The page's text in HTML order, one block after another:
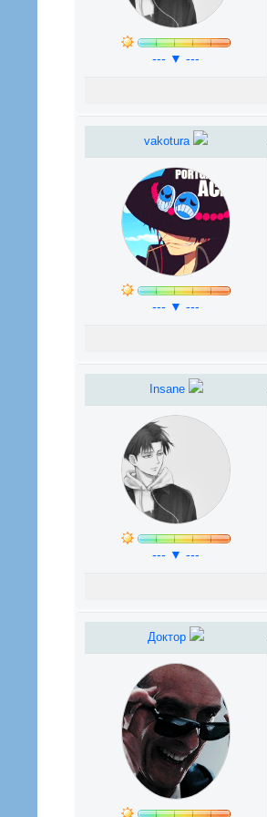
--- ▼ ---
vakotura
--- ▼ ---
Insane
--- ▼ ---
Доктор